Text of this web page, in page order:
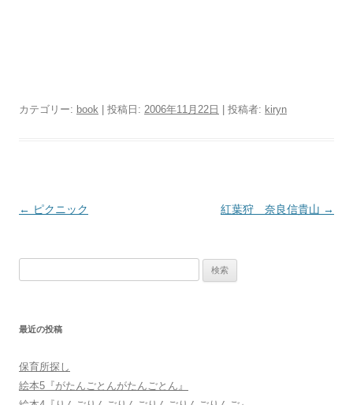
カテゴリー: book | 投稿日: 2006年11月22日 投稿者: kiryn
投
ョ
ン
← ピクニック 紅葉狩 奈良信貴山 →
最近の投稿
保育所探し
絵本5『がたんごとんがたんごとん』